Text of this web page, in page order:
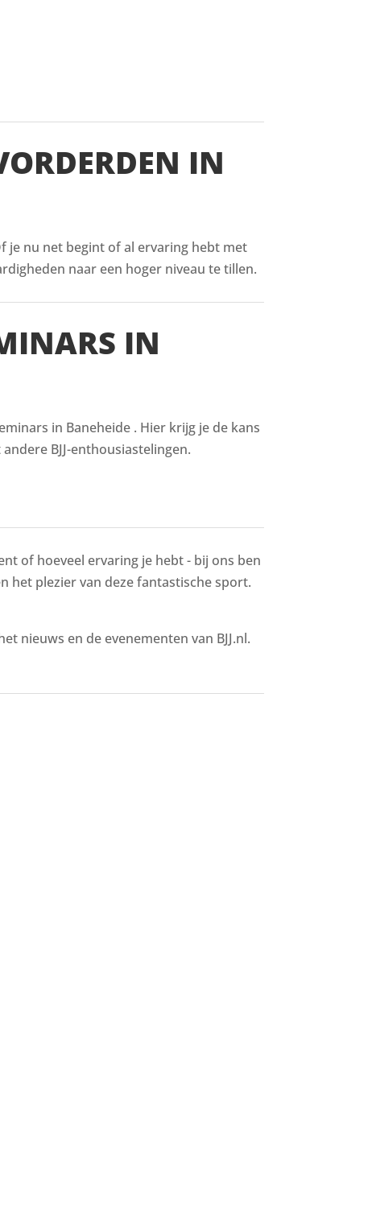
IN
je nu net begint of al ervaring hebt met
naar een hoger niveau te tillen.
IN
in Baneheide . Hier krijg je de kans
BJJ-enthousiastelingen.
of hoeveel ervaring je hebt - bij ons ben
het plezier van deze fantastische sport.
nieuws en de evenementen van BJJ.nl.